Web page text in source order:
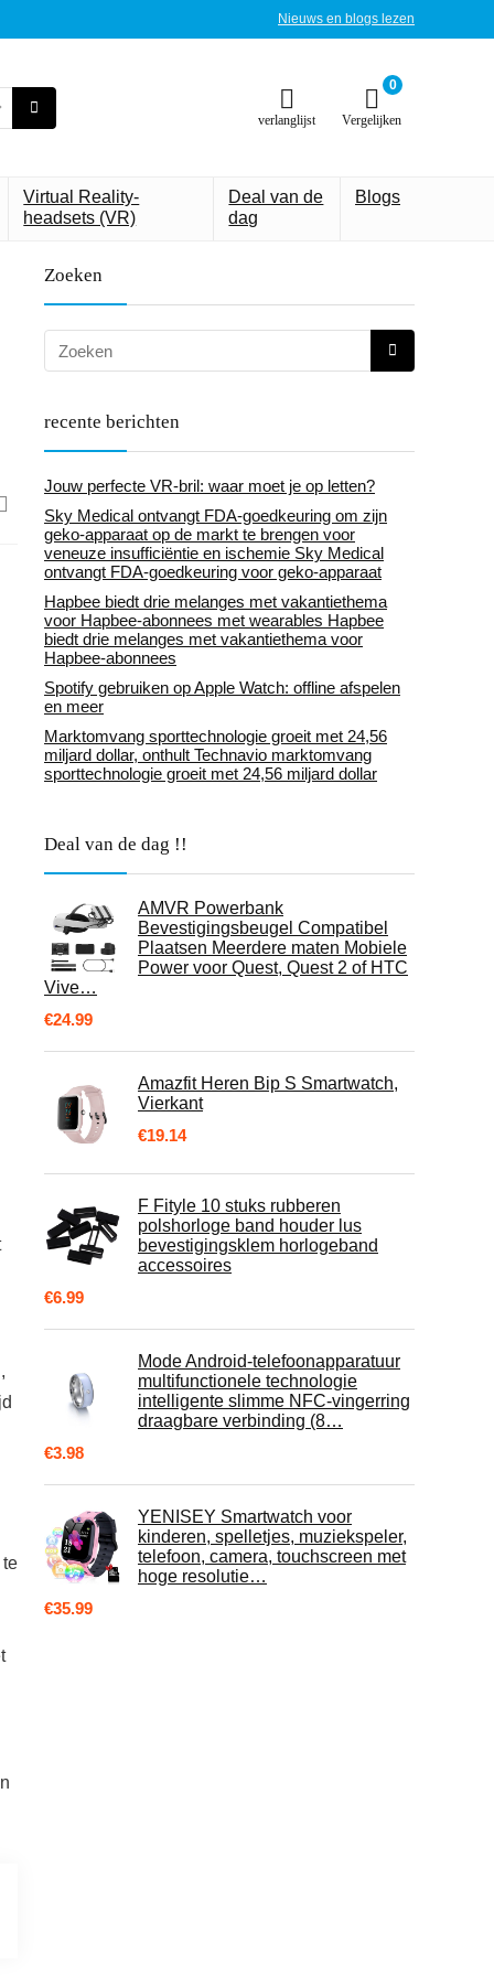
Nieuws en blogs lezen
verlanglijst
0
Vergelijken
Virtual Reality-
headsets (VR)
Deal van de
dag
Blogs
te
Zoeken
recente berichten
Jouw perfecte VR-bril: waar moet je op letten?
Sky Medical ontvangt FDA-goedkeuring om zijn
geko-apparaat op de markt te brengen voor
veneuze insufficiëntie en ischemie Sky Medical
ontvangt FDA-goedkeuring voor geko-apparaat
Hapbee biedt drie melanges met vakantiethema
voor Hapbee-abonnees met wearables Hapbee
biedt drie melanges met vakantiethema voor
Hapbee-abonnees
Spotify gebruiken op Apple Watch: offline afspelen
en meer
Marktomvang sporttechnologie groeit met 24,56
miljard dollar, onthult Technavio marktomvang
sporttechnologie groeit met 24,56 miljard dollar
Deal van de dag !!
AMVR Powerbank
Bevestigingsbeugel Compatibel
Plaatsen Meerdere maten Mobiele
Power voor Quest, Quest 2 of HTC
Vive…
€24.99
Amazfit Heren Bip S Smartwatch,
Vierkant
€19.14
F Fityle 10 stuks rubberen
polshorloge band houder lus
bevestigingsklem horlogeband
accessoires
€6.99
Mode Android-telefoonapparatuur
multifunctionele technologie
intelligente slimme NFC-vingerring
draagbare verbinding (8…
€3.98
YENISEY Smartwatch voor
kinderen, spelletjes, muziekspeler,
telefoon, camera, touchscreen met
hoge resolutie…
€35.99